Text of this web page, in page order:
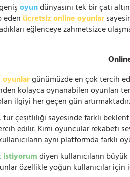
oyundünyasını tek bir çatı
eden ücretsiz online oyunlar
eğlenceye zahmetsizce
oyunlargünümüzde en çok tercih
kolayca oynanabilen oyunları
ilgiyi her geçen gün
, tür çeşitliliği sayesinde farklı
edilir. Kimi oyuncular rekabeti
aynı platformda farklı
istiyorumdiyen kullanıcıların
özellikle yoğun kullanıcılar